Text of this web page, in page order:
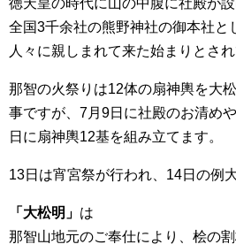
徳天皇の時代に山の中腹に社殿が
全国3千余社の熊野神社の御本社と
人々に親しまれて来た始まりとされ
那智の火祭りは12体の扇神輿を大
事ですが、7月9日に社殿のお清め
日に扇神輿12基を組み立てます。
13日は宵宮祭が行われ、14日の例
「大松明」 は
那智山地元のご奉仕により、桧の